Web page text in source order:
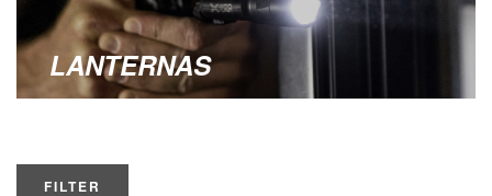
LANTERNAS
FILTER